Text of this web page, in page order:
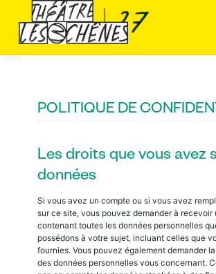
Panneau de gestion des cookies
content
POLITIQUE DE
Les droits que vous avez
données
Si vous avez un compte ou si vous avez
sur ce site, vous pouvez demander à recevoir
contenant toutes les données personnelles
possédons à votre sujet, incluant celles que
fournies. Vous pouvez également demander
des données personnelles vous concernant.